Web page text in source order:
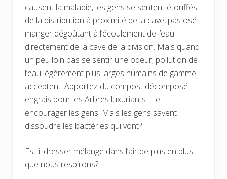
causent la maladie, les gens se sentent étouffés
de la distribution à proximité de la cave, pas osé
manger dégoûtant à l’écoulement de l’eau
directement de la cave de la division. Mais quand
un peu loin pas se sentir une odeur, pollution de
l’eau légèrement plus larges humains de gamme
acceptent. Apportez du compost décomposé
engrais pour les Arbres luxuriants – le
encourager les gens. Mais les gens savent
dissoudre les bactéries qui vont?
Est-il dresser mélange dans l’air de plus en plus
que nous respirons?